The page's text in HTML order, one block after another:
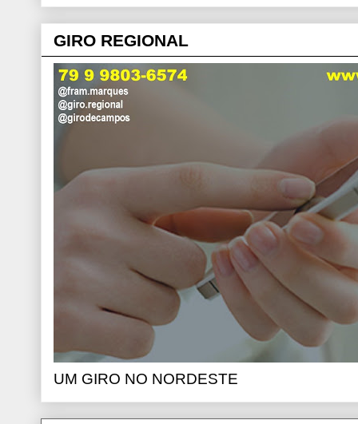
GIRO REGIONAL
UM GIRO NO NORDESTE